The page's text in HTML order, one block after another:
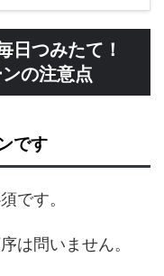
日つみたて！
の注意点
です
です。
は問いません。